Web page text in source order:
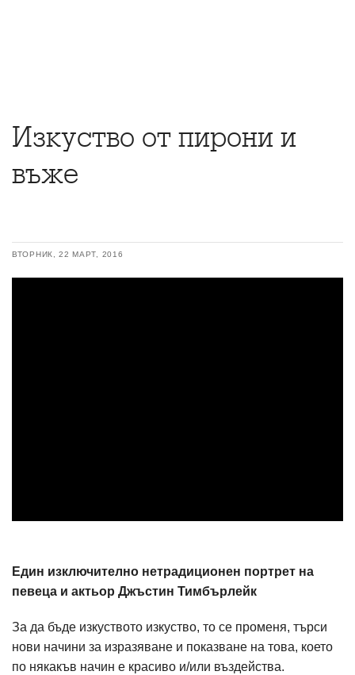
Изкуство от пирони и
въже
ВТОРНИК, 22 МАРТ, 2016
Един изключително нетрадиционен портрет на
певеца и актьор Джъстин Тимбърлейк
За да бъде изкуството изкуство, то се променя, търси
нови начини за изразяване и показване на това, което
по някакъв начин е красиво и/или въздейства.